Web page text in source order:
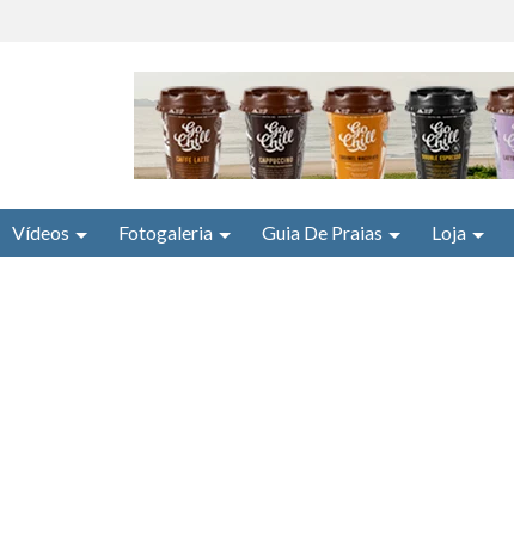
Vídeos Fotogaleria Guia De Praias Loja